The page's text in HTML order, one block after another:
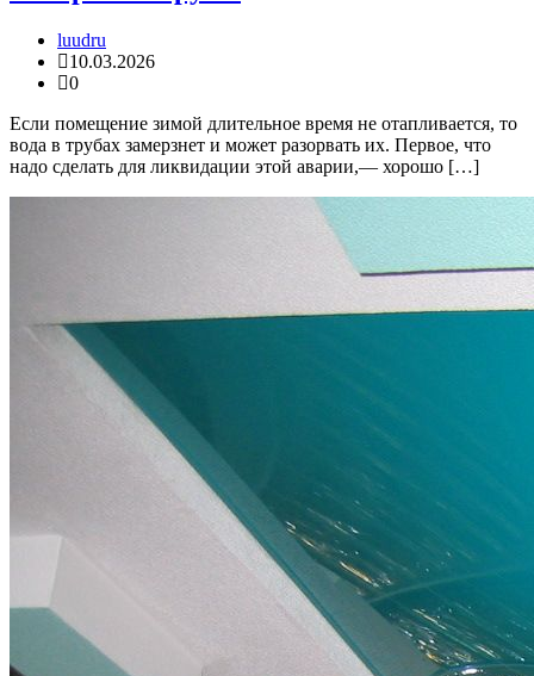
luudru
10.03.2026
0
Если помещение зимой длительное время не отапливается, то
вода в трубах замерзнет и может разорвать их. Первое, что
надо сделать для ликвидации этой аварии,— хорошо […]